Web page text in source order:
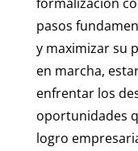
formalización
pasos
y maximizar su
en marcha,
enfrentar los
oportunidades
logro